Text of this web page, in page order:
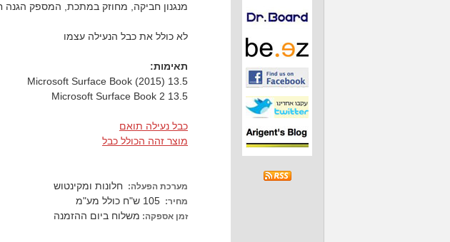
מנגנון חביקה, מחוזק במתכת, המספק הגנה
לא כולל את כבל הנעילה עצמו
תאימות:
Microsoft Surface Book (2015) 13.5
Microsoft Surface Book 2 13.5
כבל נעילה תואם
מוצר זהה הכולל כבל
מערכת הפעלה: חלונות ומקינטוש
מחיר:
זמן אספקה: משלוח ביום ההזמנה